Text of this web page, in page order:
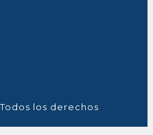
los derechos